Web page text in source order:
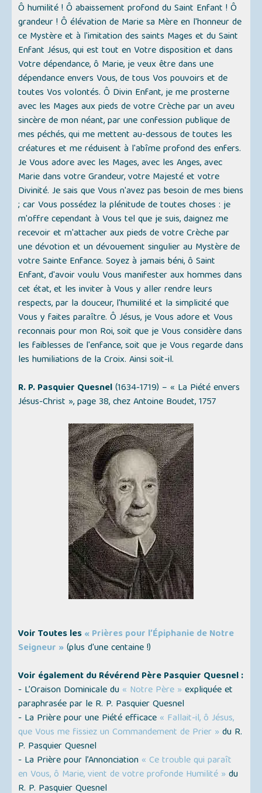
Ô humilité ! Ô abaissement profond du Saint Enfant ! Ô
grandeur ! Ô élévation de Marie sa Mère en l'honneur de
ce Mystère et à l'imitation des saints Mages et du Saint
Enfant Jésus, qui est tout en Votre disposition et dans
Votre dépendance, ô Marie, je veux être dans une
dépendance envers Vous, de tous Vos pouvoirs et de
toutes Vos volontés. Ô Divin Enfant, je me prosterne
avec les Mages aux pieds de votre Crèche par un aveu
sincère de mon néant, par une confession publique de
mes péchés, qui me mettent au-dessous de toutes les
créatures et me réduisent à l'abîme profond des enfers.
Je Vous adore avec les Mages, avec les Anges, avec
Marie dans votre Grandeur, votre Majesté et votre
Divinité. Je sais que Vous n'avez pas besoin de mes biens
; car Vous possédez la plénitude de toutes choses : je
m'offre cependant à Vous tel que je suis, daignez me
recevoir et m'attacher aux pieds de votre Crèche par
une dévotion et un dévouement singulier au Mystère de
votre Sainte Enfance. Soyez à jamais béni, ô Saint
Enfant, d'avoir voulu Vous manifester aux hommes dans
cet état, et les inviter à Vous y aller rendre leurs
respects, par la douceur, l'humilité et la simplicité que
Vous y faites paraître. Ô Jésus, je Vous adore et Vous
reconnais pour mon Roi, soit que je Vous considère dans
les faiblesses de l'enfance, soit que je Vous regarde dans
les humiliations de la Croix. Ainsi soit-il.
R. P. Pasquier Quesnel(1634-1719) –« La Piété envers
Jésus-Christ »,page 38, chez Antoine Boudet, 1757
Voir Toutes les« Prières pour l’Épiphanie de Notre
Seigneur »(plus d'une centaine !)
Voir également du Révérend Père Pasquier Quesnel :
- L’Oraison Dominicale du « Notre Père » expliquée et
paraphrasée par le R. P. Pasquier Quesnel
- La Prière pour une Piété efficace « Fallait-il, ô Jésus,
que Vous me fissiez un Commandement de Prier » du R.
P. Pasquier Quesnel
- La Prière pour l’Annonciation « Ce trouble qui paraît
en Vous, ô Marie, vient de votre profonde Humilité » du
R. P. Pasquier Quesnel